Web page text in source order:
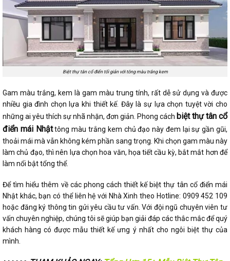
Biệt thự tân cổ điển tối giản với tông màu trắng kem
Gam màu trắng, kem là gam màu trung tính, rất dễ sử dụng và được
nhiều gia đình chọn lựa khi thiết kế. Đây là sự lựa chọn tuyệt vời cho
những ai yêu thích sự nhã nhặn, đơn giản. Phong cách biệt thự tân cổ
điển mái Nhậttông màu trắng kem chủ đạo này đem lại sự gần gũi,
thoải mái mà vẫn không kém phần sang trọng. Khi chọn gam màu này
làm chủ đạo, thì nên lựa chọn hoa văn, họa tiết cầu kỳ, bắt mắt hơn để
làm nổi bật tổng thể.
Để tìm hiểu thêm về các phong cách thiết kế biệt thự tân cổ điển mái
Nhật khác, bạn có thể liên hệ với Nhà Xinh theo Hotline: 0909 452 109
hoặc đăng ký thông tin gửi yêu cầu tư vấn. Với đội ngũ chuyên viên tư
vấn chuyên nghiệp, chúng tôi sẽ giúp bạn giải đáp các thắc mắc để quý
khách hàng có được mẫu thiết kế ưng ý nhất cho ngôi biệt thự của
mình.